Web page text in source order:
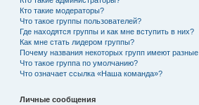
Кто такие модераторы?
Что такое группы пользователей?
Где находятся группы и как мне вступить в них?
Как мне стать лидером группы?
Почему названия некоторых групп имеют разные
Что такое группа по умолчанию?
Что означает ссылка «Наша команда»?
Личные сообщения